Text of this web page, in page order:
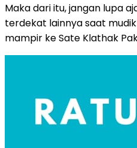
Maka dari itu, jangan lupa
terdekat lainnya saat
mampir ke Sate Klathak